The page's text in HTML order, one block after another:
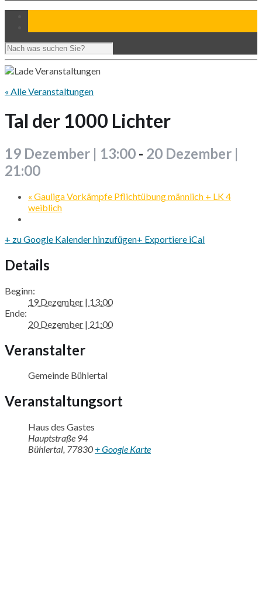
« Alle Veranstaltungen
Tal der 1000 Lichter
19 Dezember | 13:00 - 20 Dezember |
21:00
« Gauliga Vorkämpfe Pflichtübung männlich + LK 4
weiblich
+ zu Google Kalender hinzufügen+ Exportiere iCal
Details
Beginn:
19 Dezember | 13:00
Ende:
20 Dezember | 21:00
Veranstalter
Gemeinde Bühlertal
Veranstaltungsort
Haus des Gastes
Hauptstraße 94
Bühlertal, 77830 + Google Karte